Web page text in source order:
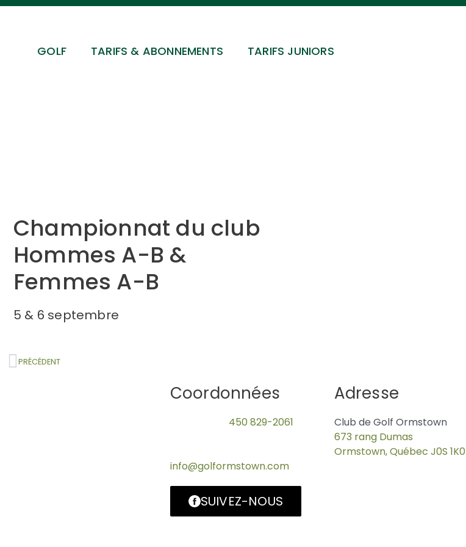
GOLF TARIFS & ABONNEMENTS TARIFS JUNIORS
Championnat du club
Hommes A-B &
Femmes A-B
5 & 6 septembre
PRÉCÉDENT
Coordonnées
450 829-2061
info@golformstown.com
SUIVEZ-NOUS
Adresse
Club de Golf Ormstown
673 rang Dumas
Ormstown, Québec J0S 1K0